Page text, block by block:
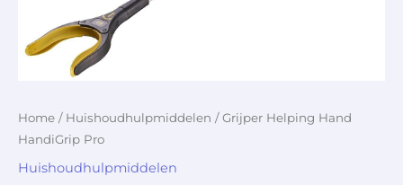
Home / Huishoudhulpmiddelen / Grijper Helping Hand
HandiGrip Pro
Huishoudhulpmiddelen